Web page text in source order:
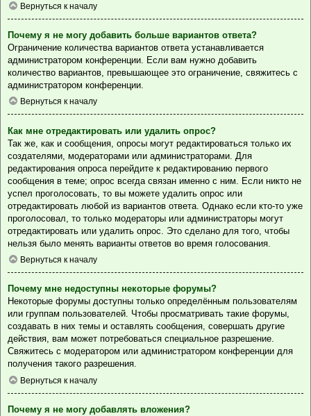
Вернуться к началу
Почему я не могу добавить больше вариантов ответа?
Ограничение количества вариантов ответа устанавливается
администратором конференции. Если вам нужно добавить
количество вариантов, превышающее это ограничение, свяжитесь с
администратором конференции.
Вернуться к началу
Как мне отредактировать или удалить опрос?
Так же, как и сообщения, опросы могут редактироваться только их
создателями, модераторами или администраторами. Для
редактирования опроса перейдите к редактированию первого
сообщения в теме; опрос всегда связан именно с ним. Если никто не
успел проголосовать, то вы можете удалить опрос или
отредактировать любой из вариантов ответа. Однако если кто-то уже
проголосовал, то только модераторы или администраторы могут
отредактировать или удалить опрос. Это сделано для того, чтобы
нельзя было менять варианты ответов во время голосования.
Вернуться к началу
Почему мне недоступны некоторые форумы?
Некоторые форумы доступны только определённым пользователям
или группам пользователей. Чтобы просматривать такие форумы,
создавать в них темы и оставлять сообщения, совершать другие
действия, вам может потребоваться специальное разрешение.
Свяжитесь с модератором или администратором конференции для
получения такого разрешения.
Вернуться к началу
Почему я не могу добавлять вложения?